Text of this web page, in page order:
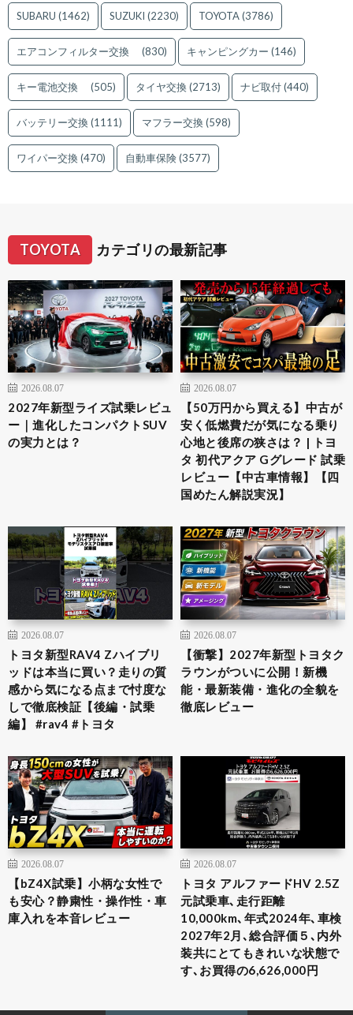
SUBARU (1462) SUZUKI (2230) TOYOTA(3786)
エアコンフィルター交換 (830) キャンピングカー (146)
キー電池交換 (505) タイヤ交換(2713) ナビ取付(440)
バッテリー交換(1111) マフラー交換(598)
ワイパー交換(470) 自動車保険(3577)
TOYOTA カテゴリの最新記事
2026.08.07
2027年新型ライズ試乗レビュ
ー｜進化したコンパクトSUV
の実力とは？
2026.08.07
【50万円から買える】中古が
安く低燃費だが気になる乗り
心地と後席の狭さは？ | トヨ
タ 初代アクア Gグレード 試乗
レビュー【中古車情報】【四
国めたん解説実況】
2026.08.07
トヨタ新型RAV4 Zハイブリ
ッドは本当に買い？走りの質
感から気になる点まで忖度な
しで徹底検証【後編・試乗
編】 #rav4 #トヨタ
2026.08.07
【衝撃】2027年新型トヨタク
ラウンがついに公開！新機
能・最新装備・進化の全貌を
徹底レビュー
2026.08.07
【bZ4X試乗】小柄な女性で
も安心？静粛性・操作性・車
庫入れを本音レビュー
2026.08.07
トヨタ アルファードHV 2.5Z
元試乗車､走行距離
10,000km､年式2024年､車検
2027年2月､総合評価５､内外
装共にとてもきれいな状態で
す､お買得の6,626,000円